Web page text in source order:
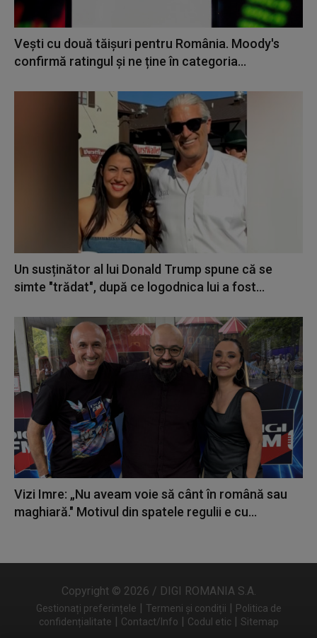
Vești cu două tăișuri pentru România. Moody's
confirmă ratingul și ne ține în categoria...
Un susținător al lui Donald Trump spune că se
simte "trădat", după ce logodnica lui a fost...
Vizi Imre: „Nu aveam voie să cânt în română sau
maghiară." Motivul din spatele regulii e cu...
Copyright © 2026 / DIGI ROMANIA S.A.
Gestionați preferințele Termeni și condiții
Politica de
confidențialitate
Contact/Info Codul etic Sitemap